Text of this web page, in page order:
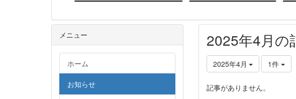
2025年4月の
2025年4月 1件
記事がありません。
メニュー
ホーム
お知らせ